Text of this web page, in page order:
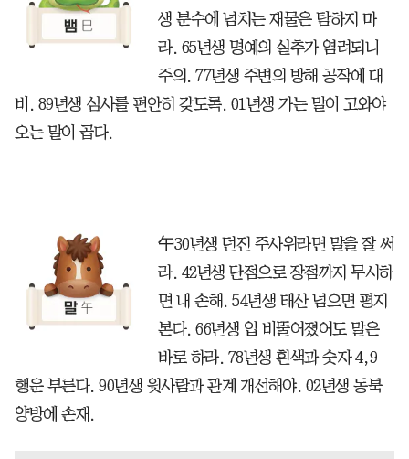
생 분수에 넘치는 재물은 탐하지 마
라. 65년생 명예의 실추가 염려되니
주의. 77년생 주변의 방해 공작에 대
비. 89년생 심사를 편안히 갖도록. 01년생 가는 말이 고와야
오는 말이 곱다.
午30년생 던진 주사위라면 말을 잘 써
라. 42년생 단점으로 장점까지 무시하
면 내 손해. 54년생 태산 넘으면 평지
본다. 66년생 입 비뚤어졌어도 말은
바로 하라. 78년생 흰색과 숫자 4,9
행운 부른다. 90년생 윗사람과 관계 개선해야. 02년생 동북
양방에 손재.